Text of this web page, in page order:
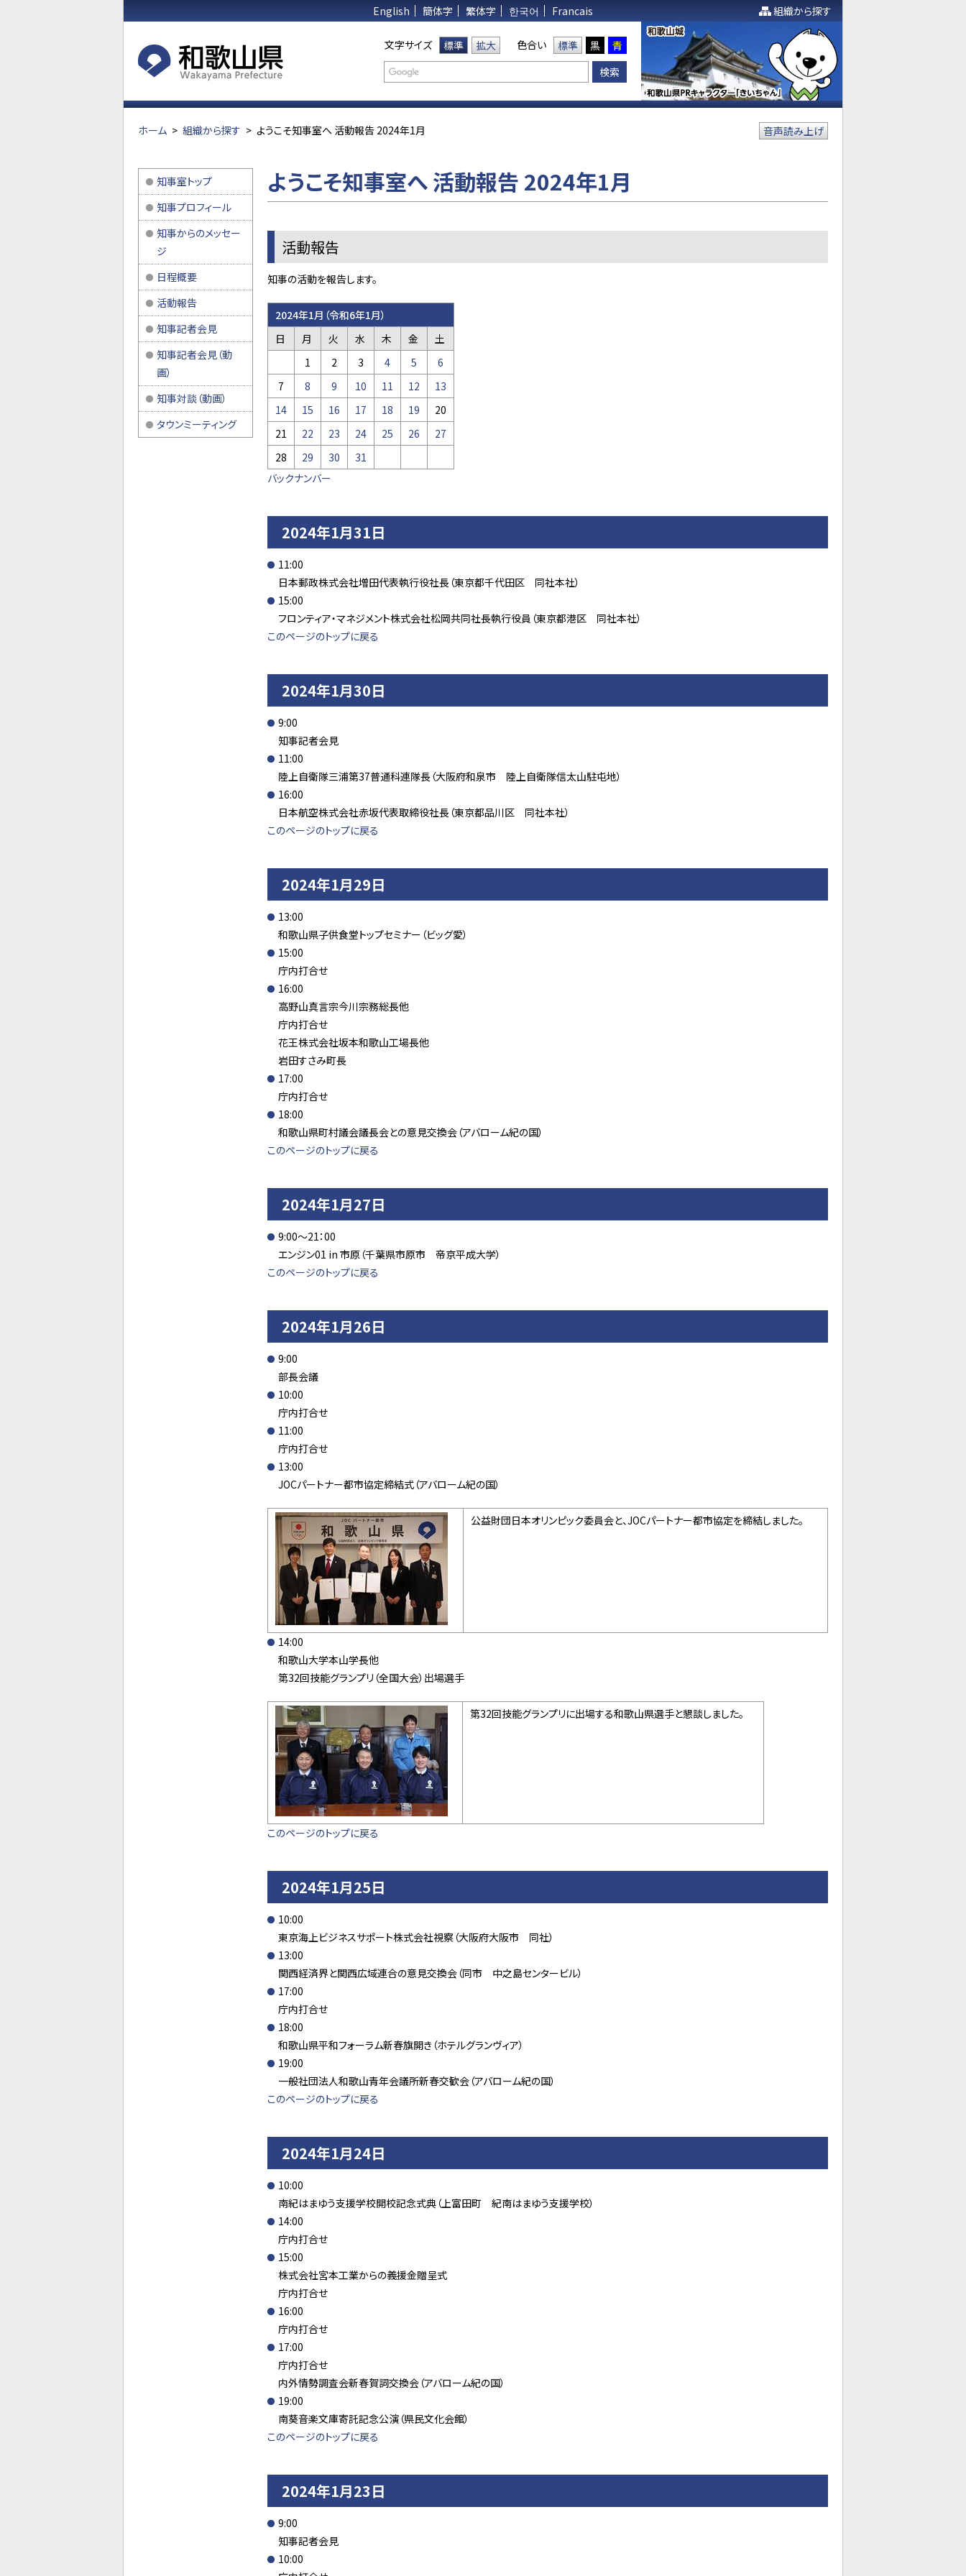
English 簡体字 繁体字 한국어 Francais 組織から探す
文字サイズ 標準 拡大 色合い 標準 黒 青
ホーム > 組織から探す > ようこそ知事室へ 活動報告 2024年1月 音声読み上げ
ようこそ知事室へ 活動報告 2024年1月
活動報告
知事の活動を報告します。
2024年1月（令和6年1月）
日
月 火 水 木 金
土
1
2 3 4 5
6
7
8 9 10 11 12
13
14
15 16 17 18 19
20
21
22 23 24 25 26
27
28
29 30
31
バックナンバー
2024年1月31日
11:00
日本郵政株式会社増田代表執行役社長（東京都千代田区 同社本社）
15:00
フロンティア・マネジメント株式会社松岡共同社長執行役員（東京都港区 同社本社）
このページのトップに戻る
2024年1月30日
9:00
知事記者会見
11:00
陸上自衛隊三浦第37普通科連隊長（大阪府和泉市 陸上自衛隊信太山駐屯地）
16:00
日本航空株式会社赤坂代表取締役社長（東京都品川区 同社本社）
このページのトップに戻る
2024年1月29日
13:00
和歌山県子供食堂トップセミナー（ビッグ愛）
15:00
庁内打合せ
16:00
高野山真言宗今川宗務総長他
庁内打合せ
花王株式会社坂本和歌山工場長他
岩田すさみ町長
17:00
庁内打合せ
18:00
和歌山県町村議会議長会との意見交換会（アバローム紀の国）
このページのトップに戻る
2024年1月27日
9:00～21：00
エンジン01 in 市原（千葉県市原市 帝京平成大学）
このページのトップに戻る
2024年1月26日
9:00
部長会議
10:00
庁内打合せ
11:00
庁内打合せ
13:00
JOCパートナー都市協定締結式（アバローム紀の国）
公益財団日本オリンピック委員会と、JOCパートナー都市協定を締結しました。
14:00
和歌山大学本山学長他
第32回技能グランプリ（全国大会）出場選手
第32回技能グランプリに出場する和歌山県選手と懇談しました。
このページのトップに戻る
2024年1月25日
10:00
東京海上ビジネスサポート株式会社視察（大阪府大阪市 同社）
13:00
関西経済界と関西広域連合の意見交換会（同市 中之島センタービル）
17:00
庁内打合せ
18:00
和歌山県平和フォーラム新春旗開き（ホテルグランヴィア）
19:00
一般社団法人和歌山青年会議所新春交歓会（アバローム紀の国）
このページのトップに戻る
2024年1月24日
10:00
南紀はまゆう支援学校開校記念式典（上富田町 紀南はまゆう支援学校）
14:00
庁内打合せ
15:00
株式会社宮本工業からの義援金贈呈式
庁内打合せ
16:00
庁内打合せ
17:00
庁内打合せ
内外情勢調査会新春賀詞交換会（アバローム紀の国）
19:00
南葵音楽文庫寄託記念公演（県民文化会館）
このページのトップに戻る
2024年1月23日
9:00
知事記者会見
10:00
知事室トップ
知事プロフィール
知事からのメッセー
ジ
日程概要
活動報告
知事記者会見
知事記者会見（動
画）
知事対談（動画）
タウンミーティング